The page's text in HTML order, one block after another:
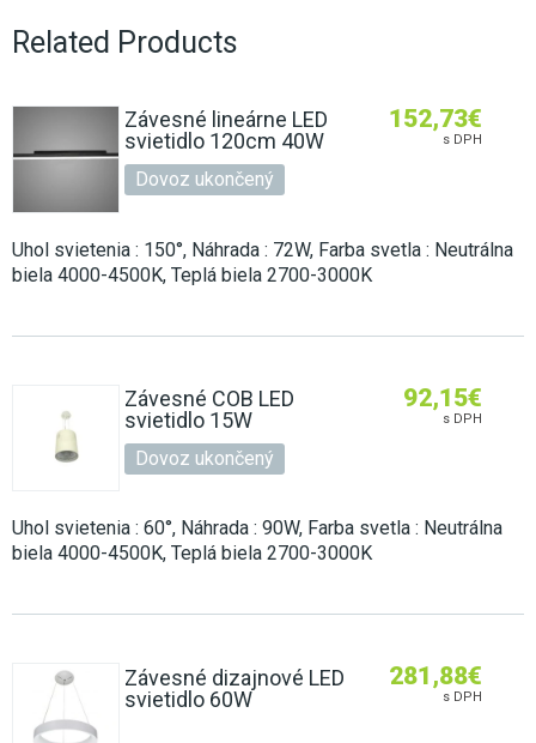
Related Products
Závesné lineárne LED
svietidlo 120cm 40W
Dovoz ukončený
152,73€
s DPH
Uhol svietenia : 150°, Náhrada : 72W, Farba svetla : Neutrálna
biela 4000-4500K, Teplá biela 2700-3000K
Závesné COB LED
svietidlo 15W
Dovoz ukončený
92,15€
s DPH
Uhol svietenia : 60°, Náhrada : 90W, Farba svetla : Neutrálna
biela 4000-4500K, Teplá biela 2700-3000K
Závesné dizajnové LED
svietidlo 60W
281,88€
s DPH